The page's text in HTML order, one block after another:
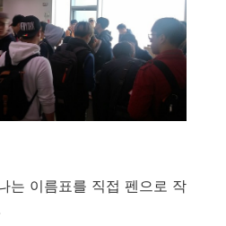
는 이름표를 직접 펜으로 작